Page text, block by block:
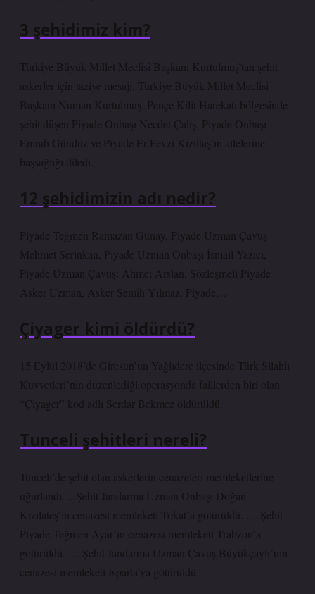
3 şehidimiz kim?
Türkiye Büyük Millet Meclisi Başkanı Kurtulmuş’tan şehit
askerler için taziye mesajı. Türkiye Büyük Millet Meclisi
Başkanı Numan Kurtulmuş, Pençe Kilit Harekatı bölgesinde
şehit düşen Piyade Onbaşı Necdet Çalış, Piyade Onbaşı
Emrah Gündüz ve Piyade Er Fevzi Kızıltaş’ın ailelerine
başsağlığı diledi.
12 şehidimizin adı nedir?
Piyade Teğmen Ramazan Günay, Piyade Uzman Çavuş
Mehmet Serinkan, Piyade Uzman Onbaşı İsmail Yazıcı,
Piyade Uzman Çavuş: Ahmet Arslan, Sözleşmeli Piyade
Asker Uzman, Asker Semih Yılmaz, Piyade…
Çiyager kimi öldürdü?
15 Eylül 2018’de Giresun’un Yağlıdere ilçesinde Türk Silahlı
Kuvvetleri’nin düzenlediği operasyonda faillerden biri olan
“Çiyager” kod adlı Serdar Bekmez öldürüldü.
Tunceli şehitleri nereli?
Tunceli’de şehit olan askerlerin cenazeleri memleketlerine
uğurlandı… Şehit Jandarma Uzman Onbaşı Doğan
Kızılateş’in cenazesi memleketi Tokat’a götürüldü. … Şehit
Piyade Teğmen Ayar’ın cenazesi memleketi Trabzon’a
götürüldü. … Şehit Jandarma Uzman Çavuş Büyükçaylı’nın
cenazesi memleketi Isparta’ya götürüldü.